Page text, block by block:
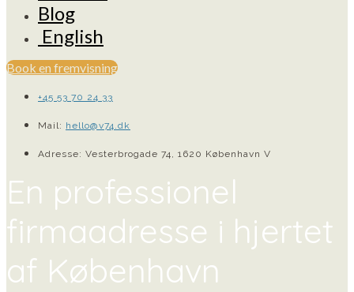
Blog
English
Book en fremvisning
+45 53 70 24 33
Mail: hello@v74.dk
Adresse: Vesterbrogade 74, 1620 København V
En professionel
firmaadresse i hjertet
af København